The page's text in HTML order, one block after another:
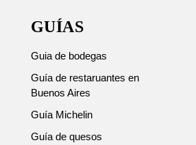
GUÍAS
Guia de bodegas
Guía de restaruantes en
Buenos Aires
Guía Michelin
Guía de quesos